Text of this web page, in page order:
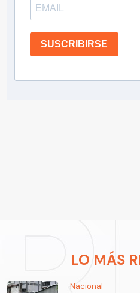
SUSCRIBIRSE
LO MÁS
Nacional